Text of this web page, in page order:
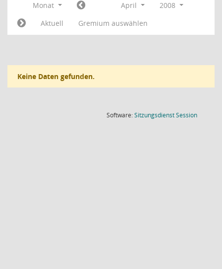
Monat April
2008
Aktuell
Gremium auswählen
Keine Daten gefunden.
Software:SitzungsdienstSession(Wird in